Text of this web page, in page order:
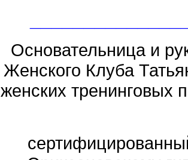
Основательница и
Женского Клуба
женских тренинговых